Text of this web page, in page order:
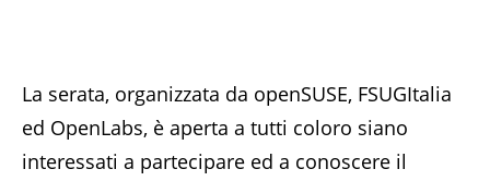
La serata, organizzata da openSUSE, FSUGItalia
ed OpenLabs, è aperta a tutti coloro siano
interessati a partecipare ed a conoscere il